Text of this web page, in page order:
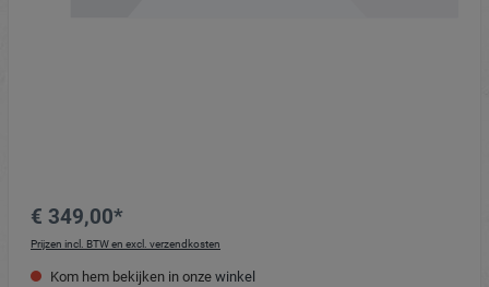
€ 349,00*
Prijzen incl. BTW en excl. verzendkosten
Kom hem bekijken in onze winkel